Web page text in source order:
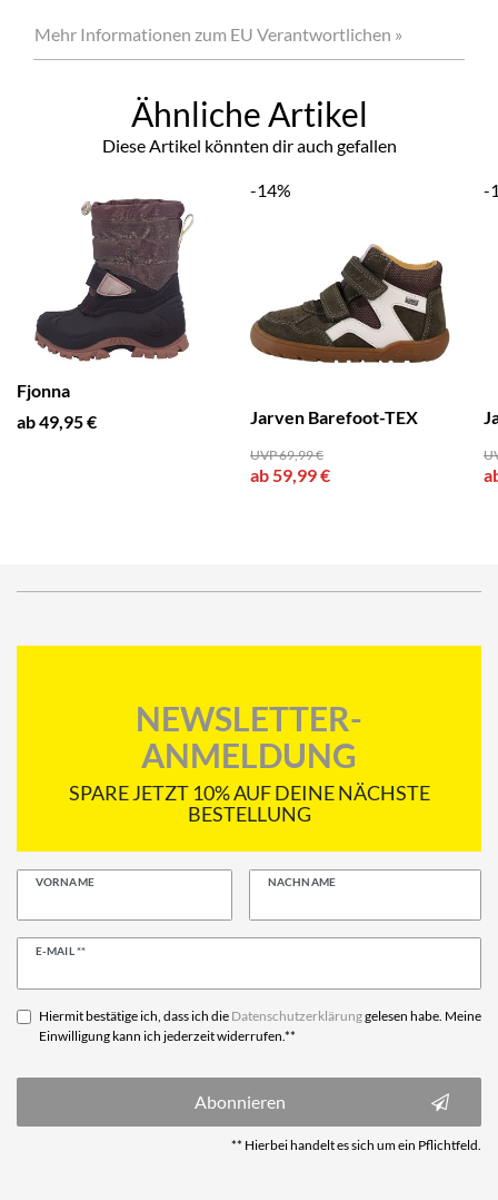
Mehr Informationen zum EU Verantwortlichen »
Ähnliche Artikel
Diese Artikel könnten dir auch gefallen
Fjonna
ab 49,95 €
-14%
Jarven Barefoot-TEX
UVP 69,99 €
ab 59,99 €
-
NEWSLETTER-
ANMELDUNG
SPARE JETZT 10% AUF DEINE NÄCHSTE
BESTELLUNG
VORNAME NACHNAME
E-MAIL **
Newsletter
Hiermit bestätige ich, dass ich die Daten­schutz­erklärunggelesen habe. Meine
Einwilligung kann ich jederzeit widerrufen.**
Abonnieren
** Hierbei handelt es sich um ein Pflichtfeld.